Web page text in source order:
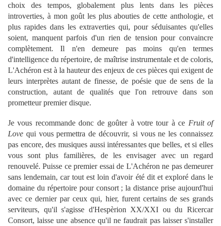
choix des tempos, globalement plus lents dans les pièces
introverties, à mon goût les plus abouties de cette anthologie, et
plus rapides dans les extraverties qui, pour séduisantes qu'elles
soient, manquent parfois d'un rien de tension pour convaincre
complètement. Il n'en demeure pas moins qu'en termes
d'intelligence du répertoire, de maîtrise instrumentale et de coloris,
L'Achéron est à la hauteur des enjeux de ces pièces qui exigent de
leurs interprètes autant de finesse, de poésie que de sens de la
construction, autant de qualités que l'on retrouve dans son
prometteur premier disque.
Je vous recommande donc de goûter à votre tour à ce Fruit of
Love qui vous permettra de découvrir, si vous ne les connaissez
pas encore, des musiques aussi intéressantes que belles, et si elles
vous sont plus familières, de les envisager avec un regard
renouvelé. Puisse ce premier essai de L'Achéron ne pas demeurer
sans lendemain, car tout est loin d'avoir été dit et exploré dans le
domaine du répertoire pour consort ; la distance prise aujourd'hui
avec ce dernier par ceux qui, hier, furent certains de ses grands
serviteurs, qu'il s'agisse d'Hespèrion XX/XXI ou du Ricercar
Consort, laisse une absence qu'il ne faudrait pas laisser s'installer